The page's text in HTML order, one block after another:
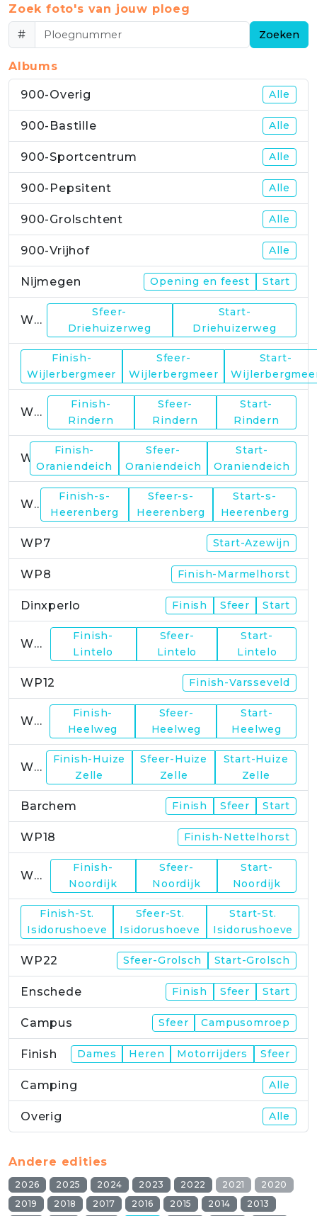
Zoek foto's van jouw ploeg
#
Zoeken
Albums
900-Overig Alle
900-Bastille Alle
900-Sportcentrum Alle
900-Pepsitent Alle
900-Grolschtent Alle
900-Vrijhof Alle
Nijmegen Opening en feest Start
WP1
Sfeer-
Driehuizerweg
Start-
Driehuizerweg
Finish-
Wijlerbergmeer
Sfeer-
Wijlerbergmeer
Start-
WP4
Finish-
Rindern
Sfeer-
Rindern
Start-
Rindern
Finish-
Oraniendeich
Sfeer-
Oraniendeich
Start-
Oraniendeich
WP6
Finish-s-
Heerenberg
Sfeer-s-
Heerenberg
Start-s-
Heerenberg
WP7 Start-Azewijn
WP8 Finish-Marmelhorst
Dinxperlo Finish Sfeer Start
WP11
Finish-
Lintelo
Sfeer-
Lintelo
Start-
Lintelo
WP12 Finish-Varsseveld
WP13
Finish-
Heelweg
Sfeer-
Heelweg
Start-
Heelweg
WP15
Finish-Huize
Zelle
Sfeer-Huize
Zelle
Start-Huize
Zelle
Barchem Finish Sfeer Start
WP18 Finish-Nettelhorst
WP19
Finish-
Noordijk
Sfeer-
Noordijk
Start-
Noordijk
Finish-St.
Isidorushoeve
Sfeer-St.
Isidorushoeve
Start-St.
Isidorushoeve
WP22 Sfeer-Grolsch Start-Grolsch
Enschede Finish Sfeer Start
Campus Sfeer Campusomroep
Finish Dames Heren Motorrijders Sfeer
Camping Alle
Overig Alle
Andere edities
2026 2025 2024 2023 2022 2021
2020
2019
2018 2017 2016 2015 2014
2013